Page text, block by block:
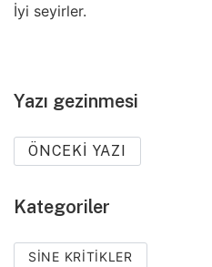
İyi seyirler.
Yazı gezinmesi
ÖNCEKI YAZI
Kategoriler
SINE KRITIKLER